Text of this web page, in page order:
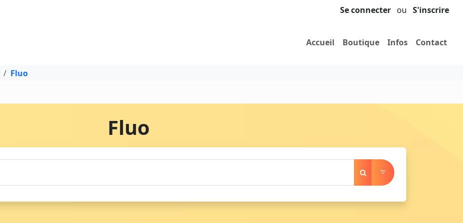
Se connecter ou S'inscrire
Accueil Boutique Infos Contact
Fluo
Fluo